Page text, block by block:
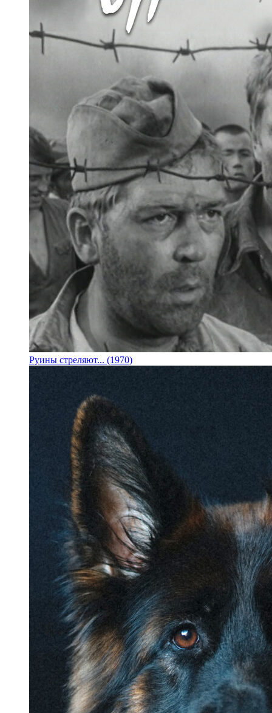
Руины стреляют... (1970)